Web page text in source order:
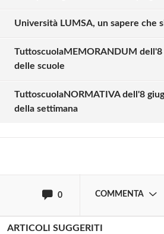
Università LUMSA, un sapere che
TuttoscuolaMEMORANDUM dell'8
delle scuole
TuttoscuolaNORMATIVA dell'8
della settimana
0 COMMENTA
Solo gli utenti registrati
Effettua il
ARTICOLI SUGGERITI